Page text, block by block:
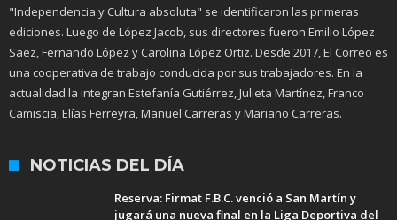
"Independencia y Cultura absoluta" se identificaron las primeras
ediciones. Luego de López Jacob, sus directores fueron Emilio López
Saez, Fernando López y Carolina López Ortiz. Desde 2017, El Correo es
una cooperativa de trabajo conducida por sus trabajadores. En la
actualidad la integran Estefanía Gutiérrez, Julieta Martínez, Franco
Camiscia, Elías Ferreyra, Manuel Carreras y Mariano Carreras.
NOTICIAS DEL DÍA
Reserva: Firmat F.B.C. venció a San Martín y
jugará una nueva final en la Liga Deportiva del